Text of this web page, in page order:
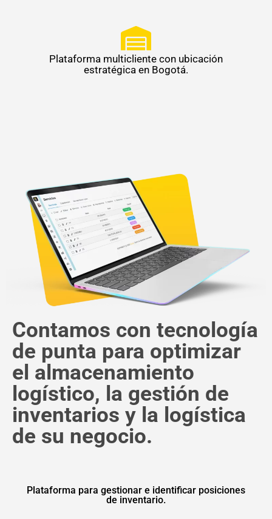
Plataforma multicliente con ubicación
estratégica en Bogotá.
Contamos con tecnología
de punta para optimizar
el almacenamiento
logístico, la gestión de
inventarios y la logística
de su negocio.
Plataforma para gestionar e identificar posiciones
de inventario.